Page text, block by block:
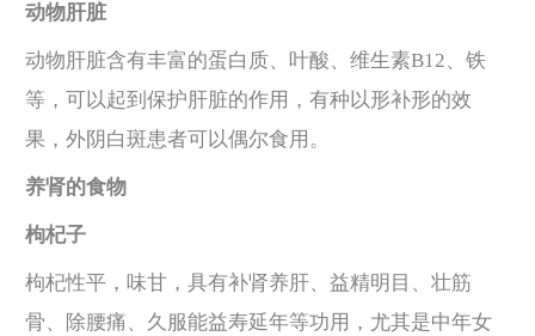
动物肝脏
动物肝脏含有丰富的蛋白质、叶酸、维生素B12、铁
等，可以起到保护肝脏的作用，有种以形补形的效
果，外阴白斑患者可以偶尔食用。
养肾的食物
枸杞子
枸杞性平，味甘，具有补肾养肝、益精明目、壮筋
骨、除腰痛、久服能益寿延年等功用，尤其是中年女